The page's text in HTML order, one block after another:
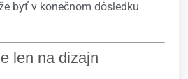
byť v konečnom dôsledku
len na dizajn